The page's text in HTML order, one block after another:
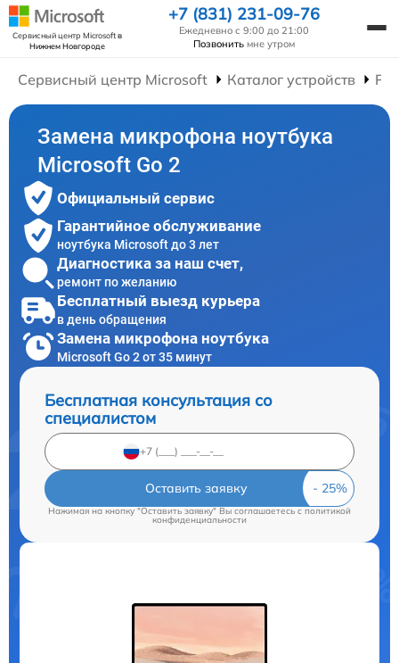
Сервисный центр Microsoftв
Нижнем Новгороде
+7 (831) 231-09-76
Ежедневно с 9:00 до 21:00
Позвонить мне утром
Сервисный центр Microsoft Каталог устройств
Замена микрофона ноутбука
Microsoft Go 2
Официальный сервис
Гарантийное обслуживание
ноутбука Microsoft до 3 лет
Диагностика за наш счет,
ремонт по желанию
Бесплатный выезд курьера
в день обращения
Замена микрофона ноутбука
Microsoft Go 2 от 35 минут
Бесплатная консультация со
специалистом
Оставить заявку
Нажимая на кнопку "Оставить заявку" Вы соглашаетесь cполитикой
конфиденциальности